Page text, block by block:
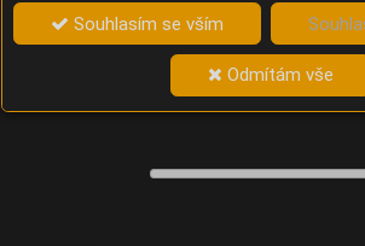
Souhlasím se vším
Odmítám vše